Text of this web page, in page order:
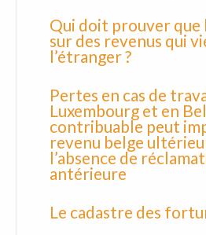
Qui doit prouver que
sur des revenus qui
l’étranger ?
Pertes en cas de
Luxembourg et en
contribuable peut
revenu belge
l’absence de
antérieure
Le cadastre des